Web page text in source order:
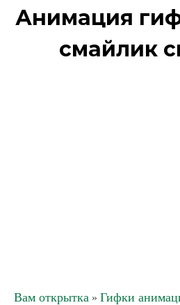
Анимация
смайлик
Вам открытка » Гифки